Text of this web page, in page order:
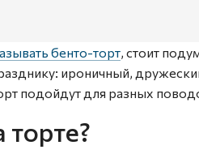
бенто-торт, стоит
ироничный,
подойдут для разных
торте?